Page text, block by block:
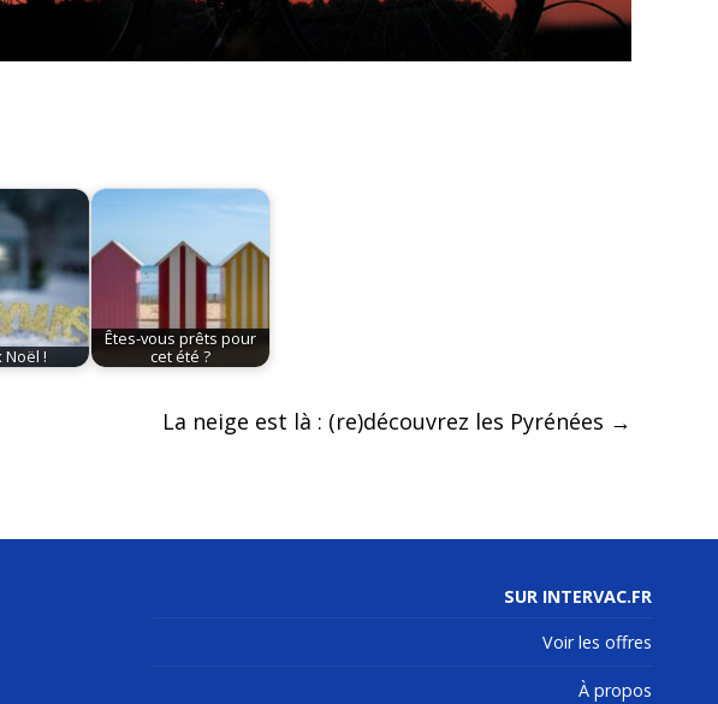
Noël !
Êtes-vous prêts pour
cet été ?
La neige est là : (re)découvrez les Pyrénées →
SUR INTERVAC.FR
Voir les offres
À propos